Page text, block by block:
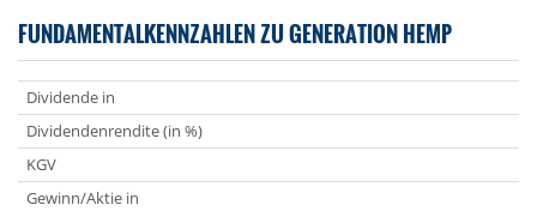
FUNDAMENTALKENNZAHLEN ZU GENERATION HEMP
Dividende in
Dividendenrendite (in %)
KGV
Gewinn/Aktie in